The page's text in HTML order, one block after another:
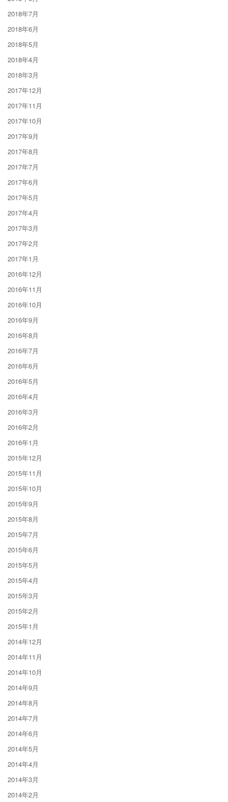
2018年7月
2018年6月
2018年5月
2018年4月
2018年3月
2017年12月
2017年11月
2017年10月
2017年9月
2017年8月
2017年7月
2017年6月
2017年5月
2017年4月
2017年3月
2017年2月
2017年1月
2016年12月
2016年11月
2016年10月
2016年9月
2016年8月
2016年7月
2016年6月
2016年5月
2016年4月
2016年3月
2016年2月
2016年1月
2015年12月
2015年11月
2015年10月
2015年9月
2015年8月
2015年7月
2015年6月
2015年5月
2015年4月
2015年3月
2015年2月
2015年1月
2014年12月
2014年11月
2014年10月
2014年9月
2014年8月
2014年7月
2014年6月
2014年5月
2014年4月
2014年3月
2014年2月